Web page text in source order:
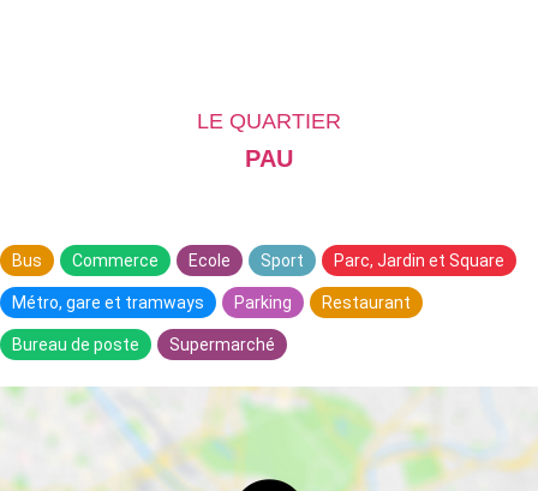
LE QUARTIER
PAU
Bus Commerce Ecole Sport Parc, Jardin et Square
Métro, gare et tramways Parking Restaurant
Bureau de poste Supermarché